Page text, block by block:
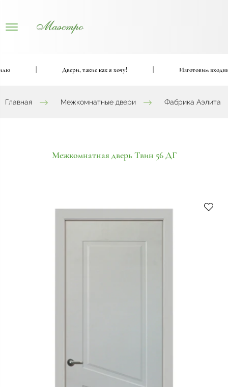
Двери, такие как я хочу! Изготовим
Главная Межкомнатные двери Фабрика Аэлита
Межкомнатная дверь Твин 56 ДГ